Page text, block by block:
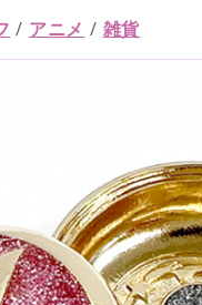
/ アニメ / 雑貨